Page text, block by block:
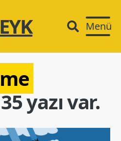
Menü
yazı var.